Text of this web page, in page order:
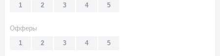
5
4
3
2
1
Офферы
5
4
3
2
1